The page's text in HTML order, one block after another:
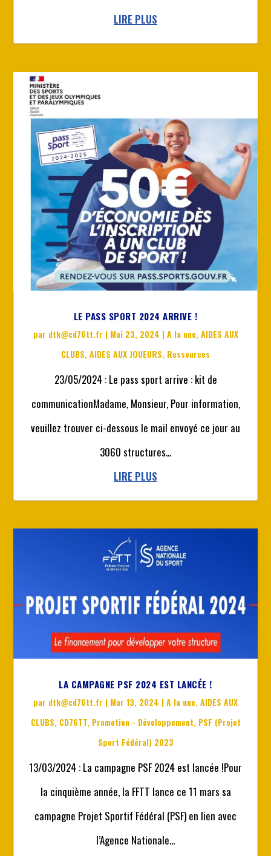
LIRE PLUS
LE PASS SPORT 2024 ARRIVE !
par dtk@cd76tt.fr | Mai 23, 2024 |A la une, AIDES AUX
CLUBS, AIDES AUX JOUEURS, Ressources
23/05/2024 : Le pass sport arrive : kit de
communicationMadame, Monsieur, Pour information,
veuillez trouver ci-dessous le mail envoyé ce jour au
3060 structures...
LIRE PLUS
LA CAMPAGNE PSF 2024 EST LANCÉE !
par dtk@cd76tt.fr | Mar 13, 2024 |A la une, AIDES AUX
CLUBS, CD76TT, Promotion - Développement, PSF (Projet
Sport Fédéral) 2023
13/03/2024 : La campagne PSF 2024 est lancée !Pour
la cinquième année, la FFTT lance ce 11 mars sa
campagne Projet Sportif Fédéral (PSF) en lien avec
l’Agence Nationale...